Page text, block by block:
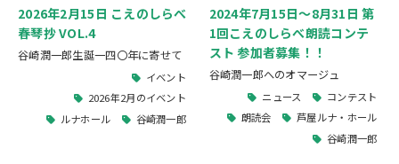
2026年2月15日 こえのしらべ
春琴抄 VOL.4
谷崎潤一郎生誕一四〇年に寄せて
イベント
2026年2月のイベント
ルナホール
谷崎潤一郎
2024年7月15日～8月31日 第
1回こえのしらべ朗読コンテ
スト 参加者募集！！
谷崎潤一郎へのオマージュ
ニュース
コンテスト
朗読会
芦屋ルナ・ホール
谷崎潤一郎